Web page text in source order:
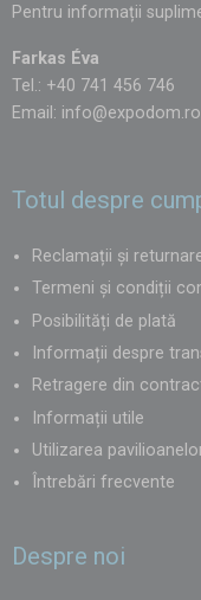
Pentru informații
Farkas Éva
Tel.: +40 741 456 746
Email: info@expodom.ro
Totul despre
Reclamații și
Termeni și condiții
Posibilități de plată
Informații despre
Retragere din
Informații utile
Utilizarea
Întrebări frecvente
Despre noi